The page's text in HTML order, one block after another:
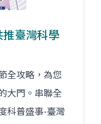
推臺灣科學
全攻略，為您
大門。串聯全
科普盛事-臺灣